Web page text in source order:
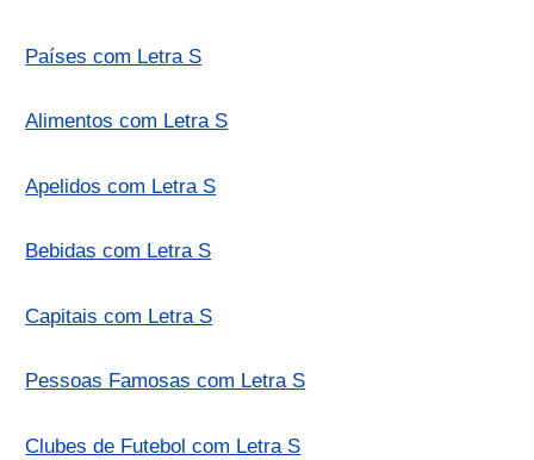
Países com Letra S
Alimentos com Letra S
Apelidos com Letra S
Bebidas com Letra S
Capitais com Letra S
Pessoas Famosas com Letra S
Clubes de Futebol com Letra S